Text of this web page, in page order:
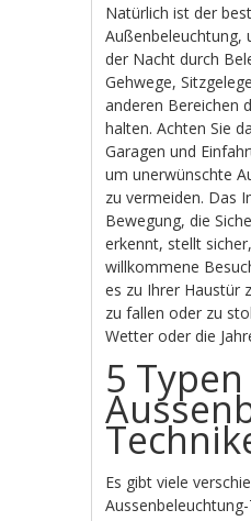
Natürlich ist der
Außenbeleuchtung,
der Nacht durch
Gehwege,
anderen Bereichen
halten. Achten Sie
Garagen und
um unerwünschte
zu vermeiden. Das
Bewegung, die
erkennt, stellt
willkommene
es zu Ihrer Haustür
zu fallen oder zu
Wetter oder die
5
Es gibt viele